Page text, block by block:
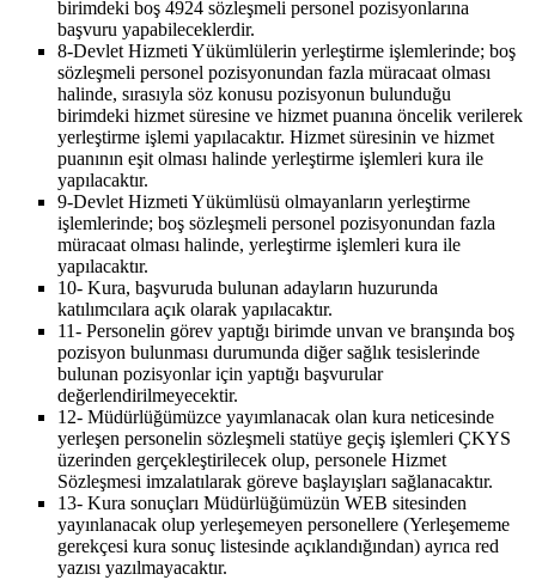
birimdeki boş 4924 sözleşmeli personel pozisyonlarına
başvuru yapabileceklerdir.
8-Devlet Hizmeti Yükümlülerin yerleştirme işlemlerinde; boş
sözleşmeli personel pozisyonundan fazla müracaat olması
halinde, sırasıyla söz konusu pozisyonun bulunduğu
birimdeki hizmet süresine ve hizmet puanına öncelik verilerek
yerleştirme işlemi yapılacaktır. Hizmet süresinin ve hizmet
puanının eşit olması halinde yerleştirme işlemleri kura ile
yapılacaktır.
9-Devlet Hizmeti Yükümlüsü olmayanların yerleştirme
işlemlerinde; boş sözleşmeli personel pozisyonundan fazla
müracaat olması halinde, yerleştirme işlemleri kura ile
yapılacaktır.
10- Kura, başvuruda bulunan adayların huzurunda
katılımcılara açık olarak yapılacaktır.
11- Personelin görev yaptığı birimde unvan ve branşında boş
pozisyon bulunması durumunda diğer sağlık tesislerinde
bulunan pozisyonlar için yaptığı başvurular
değerlendirilmeyecektir.
12- Müdürlüğümüzce yayımlanacak olan kura neticesinde
yerleşen personelin sözleşmeli statüye geçiş işlemleri ÇKYS
üzerinden gerçekleştirilecek olup, personele Hizmet
Sözleşmesi imzalatılarak göreve başlayışları sağlanacaktır.
13- Kura sonuçları Müdürlüğümüzün WEB sitesinden
yayınlanacak olup yerleşemeyen personellere (Yerleşememe
gerekçesi kura sonuç listesinde açıklandığından) ayrıca red
yazısı yazılmayacaktır.